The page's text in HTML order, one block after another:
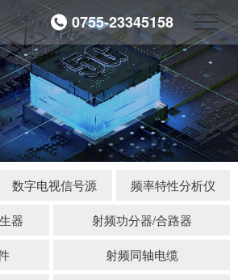
0755-23345158
数字电视信号源 频率特性分析仪
器 射频功分器/合路器
射频同轴电缆